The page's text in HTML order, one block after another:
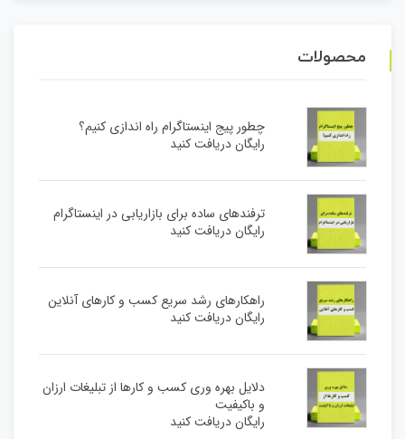
محصولات
چطور پیج اینستاگرام راه اندازی کنیم؟
رایگان دریافت کنید
ترفندهای ساده برای بازاریابی در اینستاگرام
رایگان دریافت کنید
راهکارهای رشد سریع کسب و کارهای آنلاین
رایگان دریافت کنید
دلایل بهره وری کسب و کارها از تبلیغات ارزان
و باکیفیت
رایگان دریافت کنید